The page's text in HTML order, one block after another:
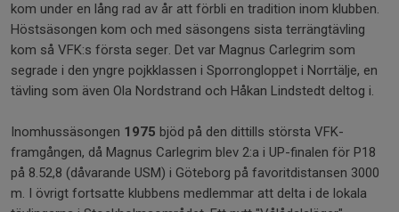
kom under en lång rad av år att förbli en tradition inom klubben.
Höstsäsongen kom och med säsongens sista terrängtävling
kom så VFK:s första seger. Det var Magnus Carlegrim som
segrade i den yngre pojkklassen i Sporrongloppet i Norrtälje, en
tävling som även Ola Nordstrand och Håkan Lindstedt deltog i.
Inomhussäsongen 1975 bjöd på den dittills största VFK-
framgången, då Magnus Carlegrim blev 2:a i UP-finalen för P18
på 8.52,8 (dåvarande USM) i Göteborg på favoritdistansen 3000
m. I övrigt fortsatte klubbens medlemmar att delta i de lokala